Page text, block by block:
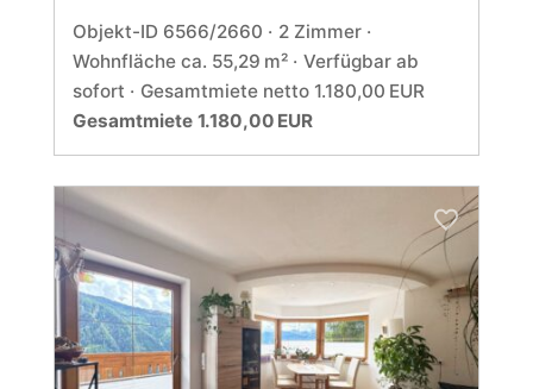
Objekt-ID 6566/2660
2 Zimmer
Wohnfläche ca. 55,29 m²
Verfügbar ab
sofort
Gesamtmiete netto 1.180,00 EUR
Gesamtmiete 1.180,00 EUR